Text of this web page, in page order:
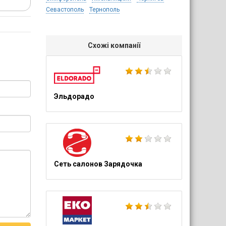
Севастополь
Тернополь
Схожі компанії
Эльдорадо
Сеть салонов Зарядочка